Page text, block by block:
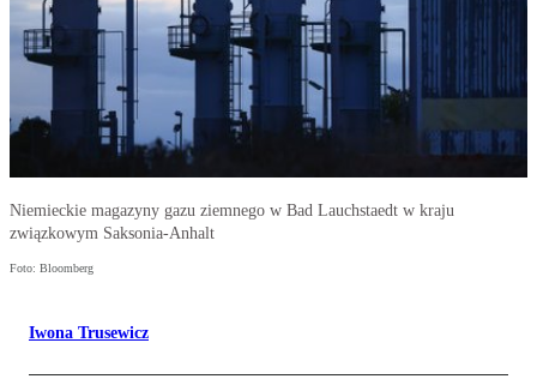
Niemieckie magazyny gazu ziemnego w Bad Lauchstaedt w kraju
związkowym Saksonia-Anhalt
Foto: Bloomberg
Iwona Trusewicz